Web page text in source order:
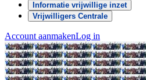
Informatie vrijwillige inzet
Vrijwilligers Centrale
Account aanmakenLog in